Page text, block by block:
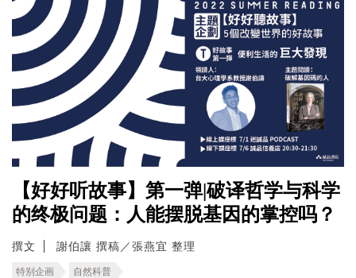
【好好听故事】第一弹|破译哲学与科学
的终极问题：人能摆脱基因的掌控吗？
撰文 謝伯讓 撰稿／張燕宜 整理
特别企画 自然科普